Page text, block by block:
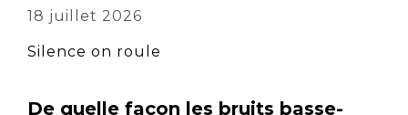
18 juillet 2026
Silence on roule
De quelle façon les bruits basse-